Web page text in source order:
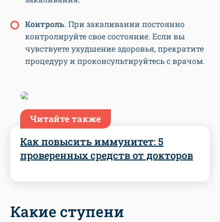
Контроль. При закаливании постоянно
контролируйте свое состояние. Если вы
чувствуете ухудшение здоровья, прекратите
процедуру и проконсультируйтесь с врачом.
Читайте также
Как повысить иммунитет: 5
проверенных средств от докторов
Какие ступени